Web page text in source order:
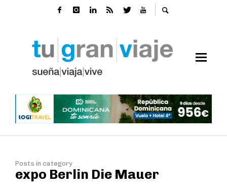
Posts in category
expo Berlin Die Mauer